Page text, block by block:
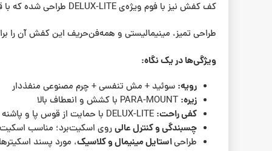
کف کفش نیز با فوم ویژه‌ی DELUX‑LITE طراحی شده که با قوس پاشنه و قوس کف پا برای راحتی طولانی مدت مناسب است.
طراحی تمیز، مینیمالیستی و همه‌فن‌حریف این کفش آن را
ویژگی‌ها در یک نگاه:
رویه: سوئید + مش تنفسی + چرم مصنوعی منفذدار
زیره:
کفی راحت:
چسبندگی و کنترل عالیروی اسکیت‌برد؛ مناسب اسکیت
طراحیاستایل مینیمال و کلاسیک، مورد پسند